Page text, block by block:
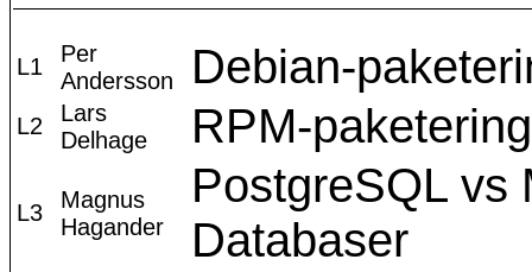
L1
Per
Andersson
Debian-
L2
Lars
Delhage
RPM-paketering
L3
Magnus
Hagander
PostgreSQL vs
Databaser